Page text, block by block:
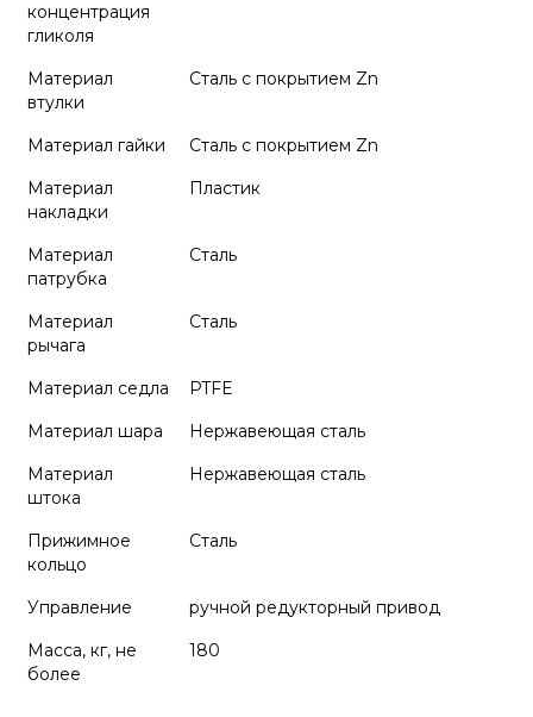
концентрация
гликоля
Материал
втулки
Сталь с покрытием Zn
Материал гайки
Сталь с покрытием Zn
Материал
накладки
Пластик
Материал
патрубка
Сталь
Материал
рычага
Сталь
Материал седла
PTFE
Материал шара
Нержавеющая сталь
Материал
штока
Нержавеющая сталь
Прижимное
кольцо
Сталь
Управление
ручной редукторный привод
Масса, кг, не
более
180